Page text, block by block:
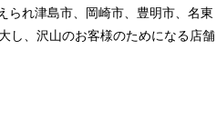
られ津島市、岡崎市、豊明市、名東
し、沢山のお客様のためになる店舗